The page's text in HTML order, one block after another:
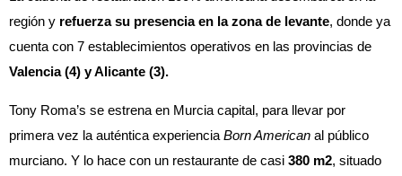
región y refuerza su presencia en la zona de levante, donde ya
cuenta con 7 establecimientos operativos en las provincias de
Valencia (4) y Alicante (3).
Tony Roma’s se estrena en Murcia capital, para llevar por
primera vez la auténtica experiencia Born American al público
murciano. Y lo hace con un restaurante de casi 380 m2, situado